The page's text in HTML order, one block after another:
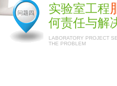
问题四 实验室工程
何责任与解
LABORATORY PROJECT
THE PROBLEM